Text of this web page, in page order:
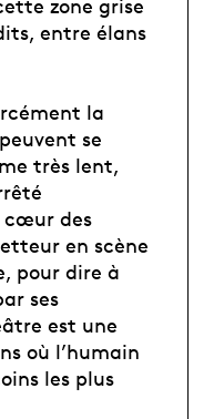
zone grise
entre élans
la
se
très lent,
cœur des
en scène
pour dire à
ses
est une
où l’humain
les plus